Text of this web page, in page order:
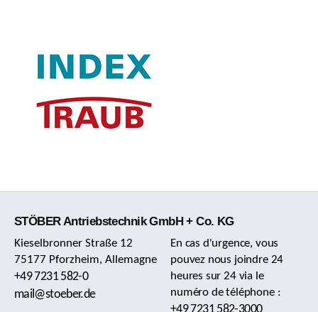
STÖBER Antriebstechnik GmbH + Co. KG
Kieselbronner Straße 12
75177 Pforzheim, Allemagne
+49 7231 582-0
mail@stoeber.de
En cas d'urgence, vous
pouvez nous joindre 24
heures sur 24 via le
numéro de téléphone :